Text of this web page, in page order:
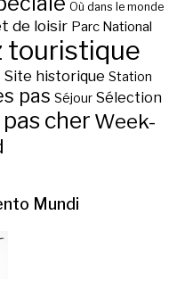
Où dans le monde
de loisir Parc National
touristique
Site historique Station
pas Séjour Sélection
pas cher Week-
Mundi